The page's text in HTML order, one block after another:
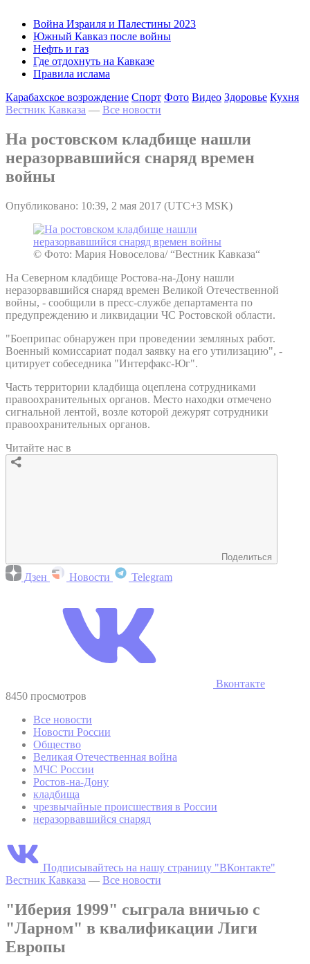
Война Израиля и Палестины 2023
Южный Кавказ после войны
Нефть и газ
Где отдохнуть на Кавказе
Правила ислама
Карабахское возрождение Спорт Фото Видео Здоровье Кухня
Вестник Кавказа — Все новости
На ростовском кладбище нашли
неразорвавшийся снаряд времен
войны
Опубликовано: 10:39, 2 мая 2017 (UTC+3 MSK)
© Фото: Мария Новоселова/ “Вестник Кавказа“
На Северном кладбище Ростова-на-Дону нашли
неразорвавшийся снаряд времен Великой Отечественной
войны, - сообщили в пресс-службе департамента по
предупреждению и ликвидации ЧС Ростовской области.
"Боеприпас обнаружен при проведении земляных работ.
Военный комиссариат подал заявку на его утилизацию", -
цитирует собеседника "Интерфакс-Юг".
Часть территории кладбища оцеплена сотрудниками
правоохранительных органов. Место находки отмечено
сигнальной лентой, возле которой дежурят сотрудники
правоохранительных органов.
Читайте нас в
Поделиться
Дзен Новости Telegram
Вконтакте
8450 просмотров
Все новости
Новости России
Общество
Великая Отечественная война
МЧС России
Ростов-на-Дону
кладбища
чрезвычайные происшествия в России
неразорвавшийся снаряд
Подписывайтесь на нашу страницу "ВКонтакте"
Вестник Кавказа — Все новости
"Иберия 1999" сыграла вничью с
"Ларном" в квалификации Лиги
Европы